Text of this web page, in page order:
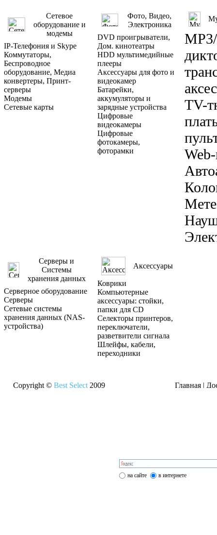
Сетевое
оборудование и
модемы
IP-Телефония и Skype
Коммутаторы,
Беспроводное
оборудование, Медиа
конвертеры, Принт-
серверы
Модемы
Сетевые карты
Фото, Видео,
Электроника
DVD проигрыватели,
Дом. кинотеатры
HDD мультимедийные
плееры
Аксессуары для фото и
видеокамер
Батарейки,
аккумуляторы и
зарядные устройства
Цифровые
видеокамеры
Цифровые
фотокамеры,
фоторамки
TV-
Серверы и
Системы
хранения данных
Серверное оборудование
Серверы
Сетевые системы
хранения данных (NAS-
устройства)
Аксессуары
Коврики
Компьютерные
аксессуары: стойки,
папки для CD
Селекторы принтеров,
переключатели,
разветвители сигнала
Шлейфы, кабели,
переходники
Copyright © Best Select2009 Главная |
на сайте в интернете